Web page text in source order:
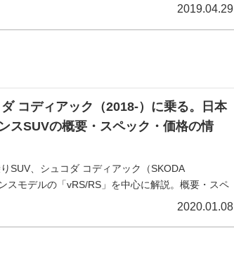
2019.04.29
コディアック（2018-）に乗る。日本
スSUVの概要・スペック・価格の情
SUV、シュコダ コディアック（SKODA
スモデルの「vRS/RS」を中心に解説。概要・スペ
2020.01.08